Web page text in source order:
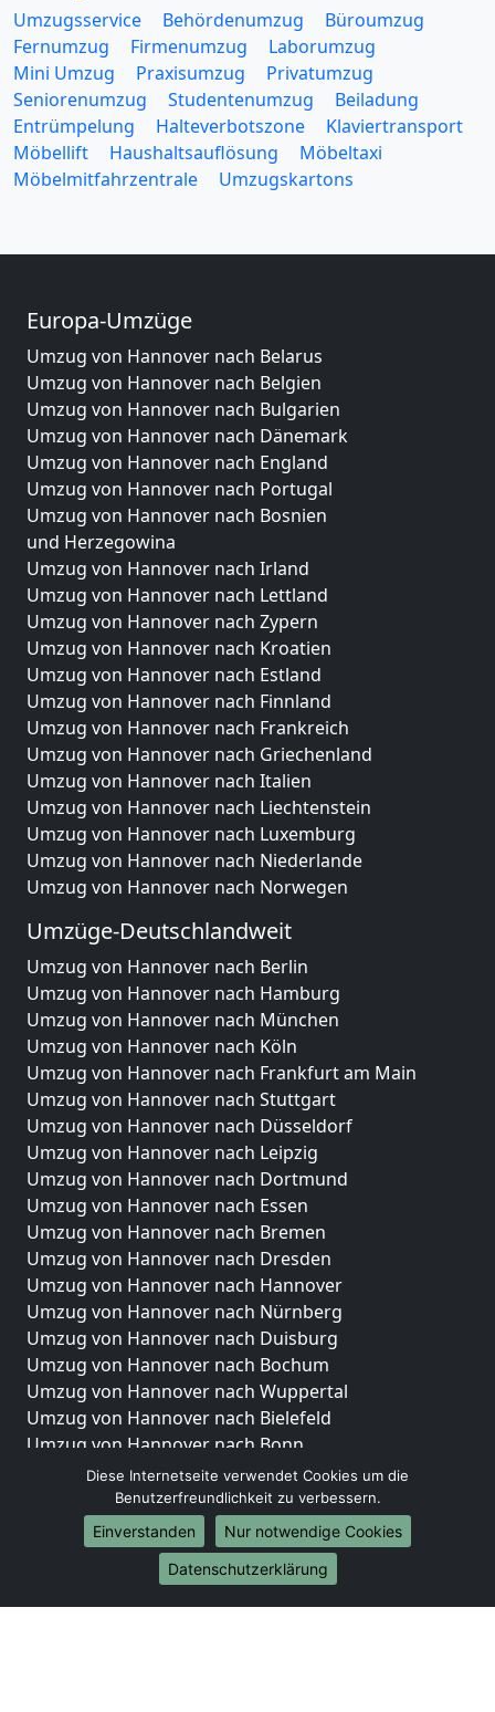
Umzugsservice Behördenumzug
Büroumzug
Fernumzug
Firmenumzug
Laborumzug
Mini Umzug
Praxisumzug
Privatumzug
Seniorenumzug
Studentenumzug
Beiladung
Entrümpelung
Halteverbotszone
Klaviertransport
Möbellift
Haushaltsauflösung
Möbeltaxi
Möbelmitfahrzentrale
Umzugskartons
Europa-Umzüge
Umzug von Hannover nach Belarus
Umzug von Hannover nach Belgien
Umzug von Hannover nach Bulgarien
Umzug von Hannover nach Dänemark
Umzug von Hannover nach England
Umzug von Hannover nach Portugal
Umzug von Hannover nach Bosnien
und Herzegowina
Umzug von Hannover nach Irland
Umzug von Hannover nach Lettland
Umzug von Hannover nach Zypern
Umzug von Hannover nach Kroatien
Umzug von Hannover nach Estland
Umzug von Hannover nach Finnland
Umzug von Hannover nach Frankreich
Umzug von Hannover nach Griechenland
Umzug von Hannover nach Italien
Umzug von Hannover nach Liechtenstein
Umzug von Hannover nach Luxemburg
Umzug von Hannover nach Niederlande
Umzug von Hannover nach Norwegen
Umzüge-Deutschlandweit
Umzug von Hannover nach Berlin
Umzug von Hannover nach Hamburg
Umzug von Hannover nach München
Umzug von Hannover nach Köln
Umzug von Hannover nach Frankfurt am Main
Umzug von Hannover nach Stuttgart
Umzug von Hannover nach Düsseldorf
Umzug von Hannover nach Leipzig
Umzug von Hannover nach Dortmund
Umzug von Hannover nach Essen
Umzug von Hannover nach Bremen
Umzug von Hannover nach Dresden
Umzug von Hannover nach Hannover
Umzug von Hannover nach Nürnberg
Umzug von Hannover nach Duisburg
Umzug von Hannover nach Bochum
Umzug von Hannover nach Wuppertal
Umzug von Hannover nach Bielefeld
Umzug von Hannover nach Bonn
Umzug von Hannover nach Münster
Internationale-Umzüge
Umzug von Hannover nach Brasilien
Umzug von Hannover nach Brunei Darussalam
Umzug von Hannover nach Burkina Faso
Diese Internetseite verwendet Cookies um die
Benutzerfreundlichkeit zu verbessern.
Einverstanden
Nur notwendige Cookies
Datenschutzerklärung